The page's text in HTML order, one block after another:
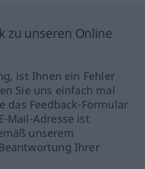
zu unseren Online
ist Ihnen ein Fehler
Sie uns einfach mal
das Feedback-Formular
Mail-Adresse ist
unserem
Ihrer